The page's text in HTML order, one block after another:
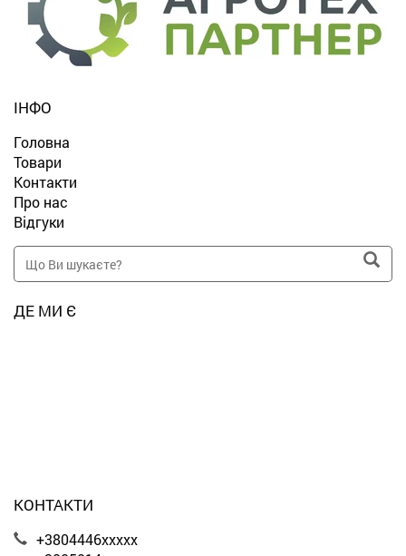
ІНФО
Головна
Товари
Контакти
Про нас
Відгуки
ДЕ МИ Є
КОНТАКТИ
+3804446xxxxx